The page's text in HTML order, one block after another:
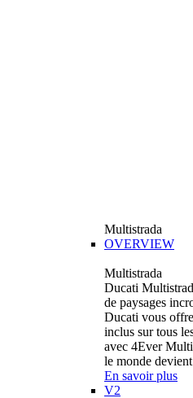
Multistrada
OVERVIEW
Multistrada
Ducati
de paysages
Ducati vous
inclus sur tous
avec 4Ever
le monde
En savoir plus
V2